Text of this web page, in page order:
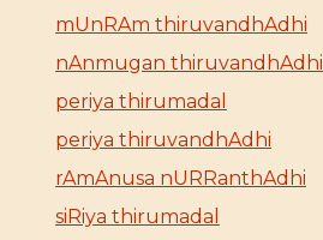
mUnRAm thiruvandhAdhi
nAnmugan thiruvandhAdhi
periya thirumadal
periya thiruvandhAdhi
rAmAnusa nURRanthAdhi
siRiya thirumadal